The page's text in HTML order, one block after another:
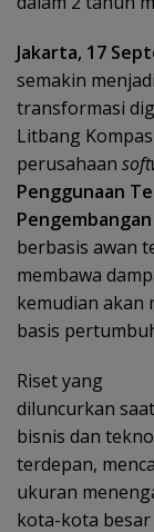
Jakarta, 17
semakin
transformasi
Litbang
perusahaan
Penggunaan
berbasis awan
membawa
kemudian akan
basis
Riset yang
diluncurkan saat
bisnis dan
terdepan,
ukuran
kota-kota besar